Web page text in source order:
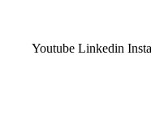
Youtube Linkedin